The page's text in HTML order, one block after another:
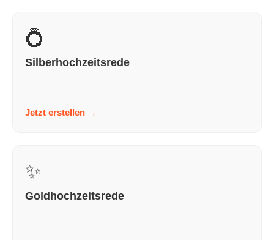
💍
Silberhochzeitsrede
Jetzt erstellen →
✨
Goldhochzeitsrede